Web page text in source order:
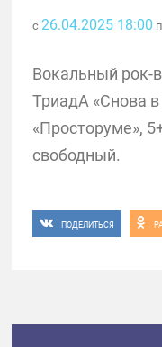
с 26.04.2025 18:00
Вокальный рок-
ТриадА «Снова в
«Просторуме»,
свободный.
ПОДЕЛИТЬСЯ